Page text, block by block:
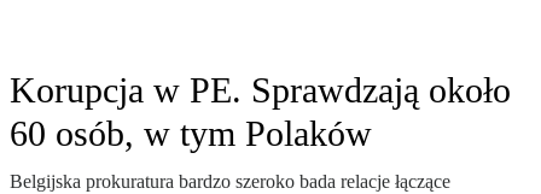
Korupcja w PE. Sprawdzają około
60 osób, w tym Polaków
Belgijska prokuratura bardzo szeroko bada relacje łączące